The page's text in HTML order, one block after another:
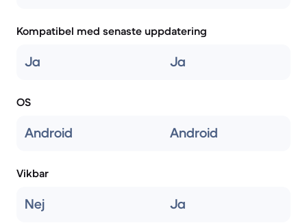
Kompatibel med senaste uppdatering
Ja Ja
OS
Android Android
Vikbar
Nej Ja